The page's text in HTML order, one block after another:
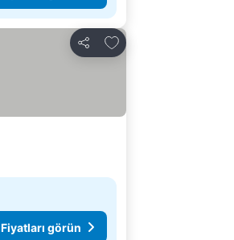
Paylaş
Favorilerime ekle
Fiyatları görün